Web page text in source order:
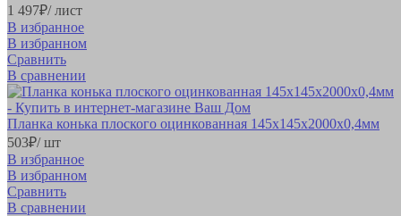
1 497₽/ лист
В избранное
В избранном
Сравнить
В сравнении
Планка конька плоского оцинкованная 145х145х2000х0,4мм
503₽/ шт
В избранное
В избранном
Сравнить
В сравнении